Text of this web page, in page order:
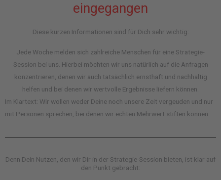
eingegangen
Diese kurzen Informationen sind für Dich sehr wichtig:
Jede Woche melden sich zahlreiche Menschen für eine Strategie-
Session bei uns. Hierbei möchten wir uns natürlich auf die Anfragen
konzentrieren, denen wir auch tatsächlich ernsthaft und nachhaltig
helfen und bei denen wir wertvolle Ergebnisse liefern können.
Im Klartext: Wir wollen weder Deine noch unsere Zeit vergeuden und nur
mit Personen sprechen, bei denen wir echten Mehrwert stiften können.
Denn Dein Nutzen, den wir Dir in der Strategie-Session bieten, ist klar auf
den Punkt gebracht: